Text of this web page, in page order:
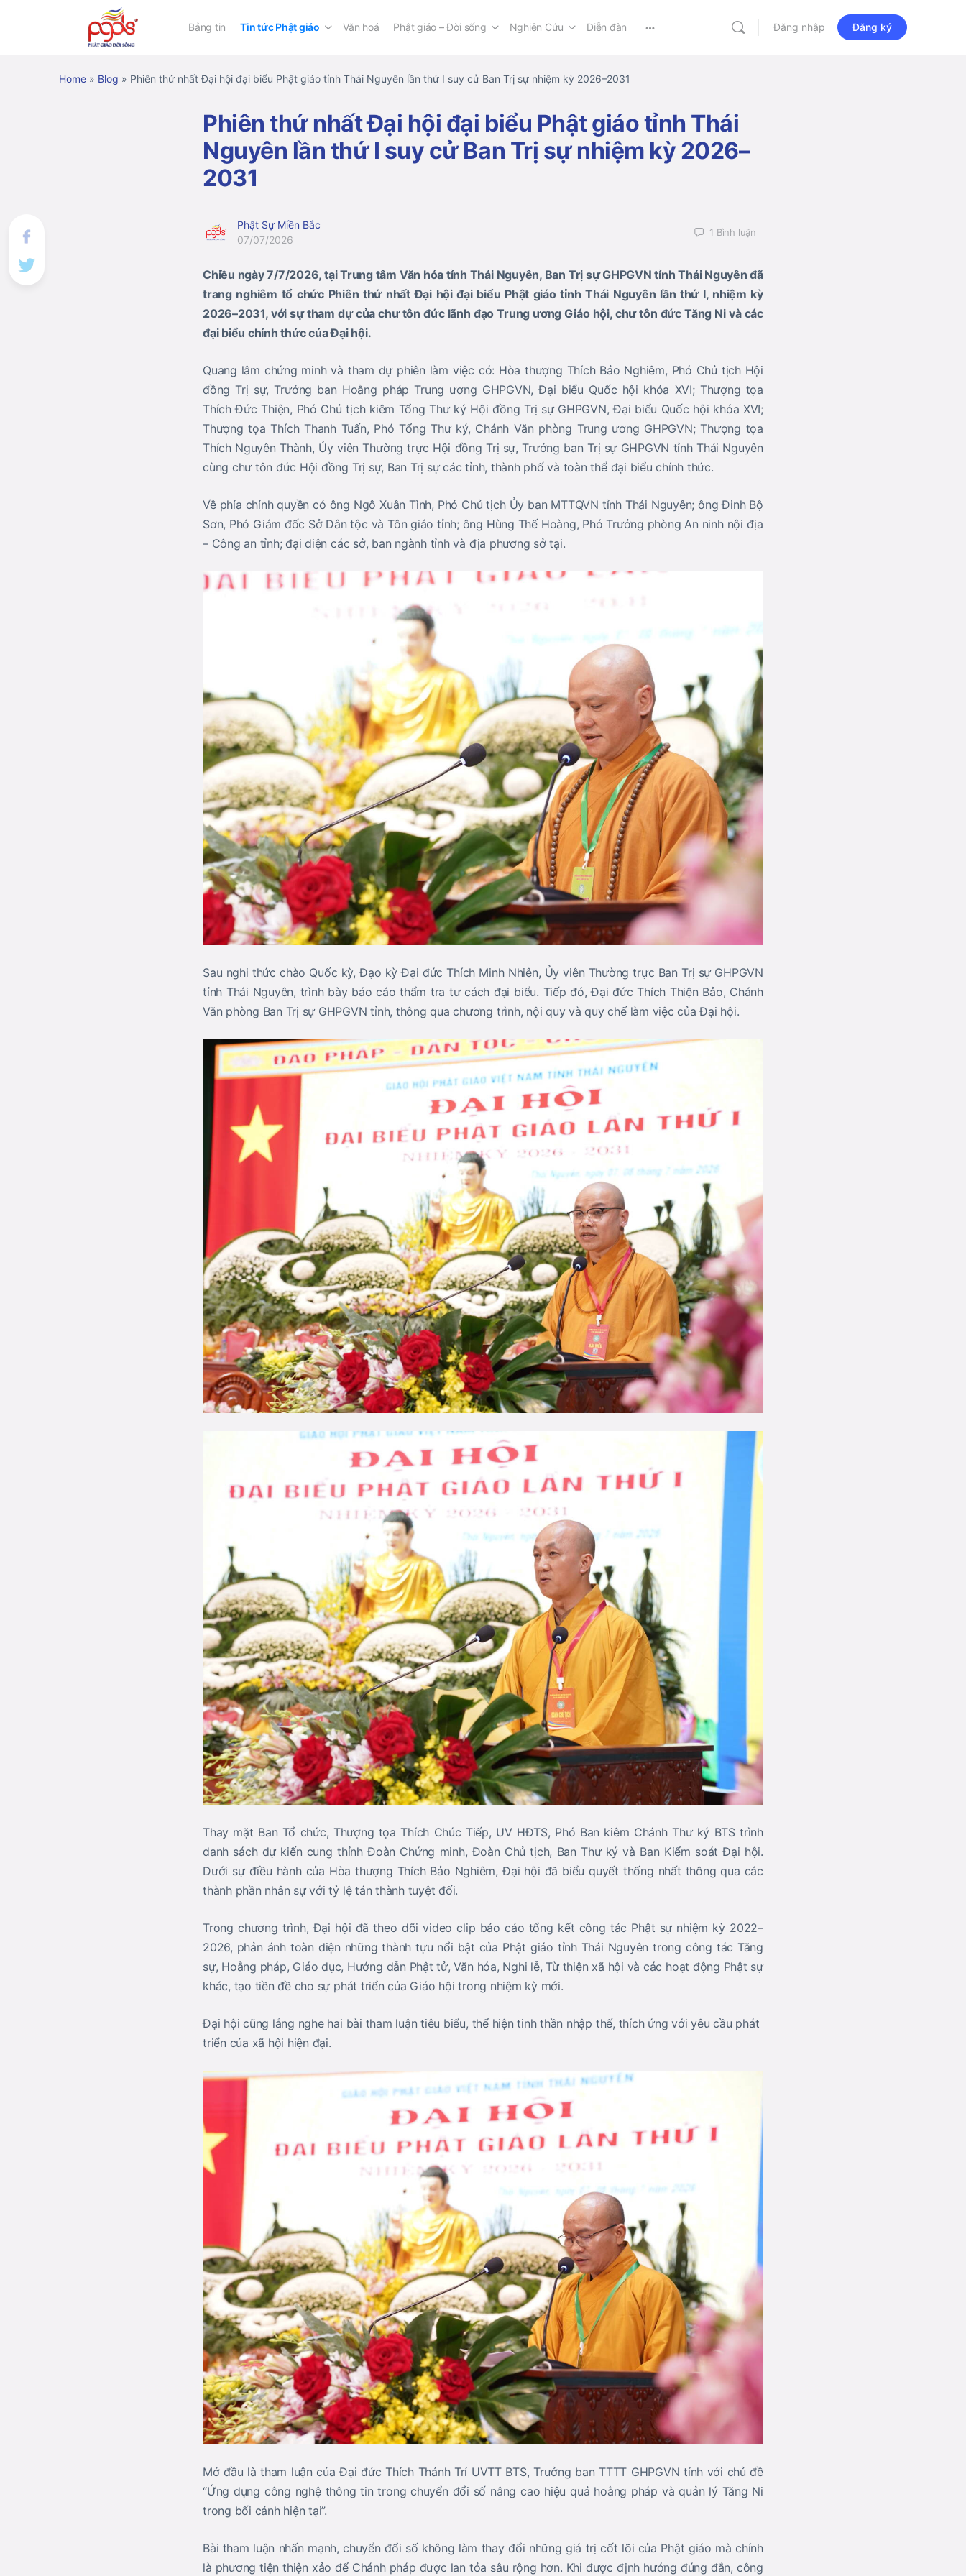
Bảng tin Tin tức Phật giáo Văn hoá Phật giáo – Đời sống Nghiên Cứu Diễn đàn Đăng nhập Đăng ký
Home » Blog » Phiên thứ nhất Đại hội đại biểu Phật giáo tỉnh Thái Nguyên lần thứ I suy cử Ban Trị sự nhiệm kỳ 2026–2031
Phiên thứ nhất Đại hội đại biểu Phật giáo tỉnh Thái
Nguyên lần thứ I suy cử Ban Trị sự nhiệm kỳ 2026–
2031
Phật Sự Miền Bắc
07/07/2026
1 Bình luận
Chiều ngày 7/7/2026, tại Trung tâm Văn hóa tỉnh Thái Nguyên, Ban Trị sự GHPGVN tỉnh Thái Nguyên đã
trang nghiêm tổ chức Phiên thứ nhất Đại hội đại biểu Phật giáo tỉnh Thái Nguyên lần thứ I, nhiệm kỳ
2026–2031, với sự tham dự của chư tôn đức lãnh đạo Trung ương Giáo hội, chư tôn đức Tăng Ni và các
đại biểu chính thức của Đại hội.
Quang lâm chứng minh và tham dự phiên làm việc có: Hòa thượng Thích Bảo Nghiêm, Phó Chủ tịch Hội
đồng Trị sự, Trưởng ban Hoằng pháp Trung ương GHPGVN, Đại biểu Quốc hội khóa XVI; Thượng tọa
Thích Đức Thiện, Phó Chủ tịch kiêm Tổng Thư ký Hội đồng Trị sự GHPGVN, Đại biểu Quốc hội khóa XVI;
Thượng tọa Thích Thanh Tuấn, Phó Tổng Thư ký, Chánh Văn phòng Trung ương GHPGVN;Thượng tọa
Thích Nguyên Thành, Ủy viên Thường trực Hội đồng Trị sự, Trưởng ban Trị sự GHPGVN tỉnh Thái Nguyên
cùng chư tôn đức Hội đồng Trị sự, Ban Trị sự các tỉnh, thành phố và toàn thể đại biểu chính thức.
Về phía chính quyền có ông Ngô Xuân Tình, Phó Chủ tịch Ủy ban MTTQVN tỉnh Thái Nguyên; ông Đinh Bộ
Sơn, Phó Giám đốc Sở Dân tộc và Tôn giáo tỉnh; ông Hùng Thế Hoàng, Phó Trưởng phòng An ninh nội địa
– Công an tỉnh; đại diện các sở, ban ngành tỉnh và địa phương sở tại.
Sau nghi thức chào Quốc kỳ, Đạo kỳĐại đức Thích Minh Nhiên, Ủy viên Thường trực Ban Trị sự GHPGVN
tỉnh Thái Nguyên, trình bày báo cáo thẩm tra tư cách đại biểu. Tiếp đó,Đại đức Thích Thiện Bảo, Chánh
Văn phòng Ban Trị sự GHPGVN tỉnh, thông qua chương trình, nội quy và quy chế làm việc của Đại hội.
Thay mặt Ban Tổ chức, Thượng tọa Thích Chúc Tiếp, UV HĐTS, Phó Ban kiêm Chánh Thư ký BTStrình
danh sách dự kiến cung thỉnh Đoàn Chứng minh, Đoàn Chủ tịch, Ban Thư ký và Ban Kiểm soát Đại hội.
Dưới sự điều hành của Hòa thượng Thích Bảo Nghiêm, Đại hội đã biểu quyết thống nhất thông qua các
thành phần nhân sự với tỷ lệ tán thành tuyệt đối.
Trong chương trình, Đại hội đã theo dõivideo clip báo cáo tổng kết công tác Phật sự nhiệm kỳ 2022–
2026, phản ánh toàn diện những thành tựu nổi bật của Phật giáo tỉnh Thái Nguyên trong công tác Tăng
sự, Hoằng pháp, Giáo dục, Hướng dẫn Phật tử, Văn hóa, Nghi lễ, Từ thiện xã hội và các hoạt động Phật sự
khác, tạo tiền đề cho sự phát triển của Giáo hội trong nhiệm kỳ mới.
Đại hội cũng lắng nghe hai bài tham luận tiêu biểu, thể hiện tinh thần nhập thế, thích ứng với yêu cầu phát
triển của xã hội hiện đại.
Mở đầu là tham luận củaĐại đức Thích Thánh Trí UVTT BTS, Trưởng ban TTTT GHPGVN tỉnh với chủ đề
“Ứng dụng công nghệ thông tin trong chuyển đổi số nâng cao hiệu quả hoằng pháp và quản lý Tăng Ni
trong bối cảnh hiện tại”.
Bài tham luận nhấn mạnh, chuyển đổi số không làm thay đổi những giá trị cốt lõi của Phật giáo mà chính
là phương tiện thiện xảo để Chánh pháp được lan tỏa sâu rộng hơn. Khi được định hướng đúng đắn, công